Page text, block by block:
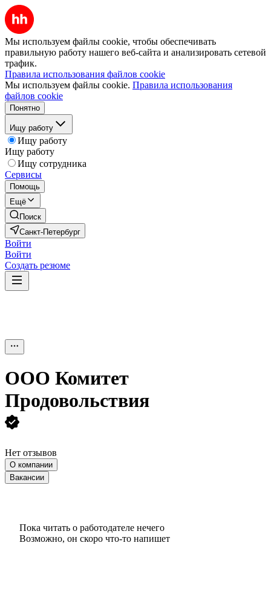
Мы используем файлы cookie, чтобы обеспечивать
правильную работу нашего веб-сайта и анализировать сетевой
трафик.
Правила использования файлов cookie
Мы используем файлы cookie. Правила использования
файлов cookie
Понятно
Ищу работу
Ищу работу
Ищу работу
Ищу сотрудника
Сервисы
Помощь
Ещё
Поиск
Санкт-Петербург
Войти
Войти
Создать резюме
ООО Комитет
Продовольствия
Нет отзывов
О компании
Вакансии
Пока читать о работодателе нечего
Возможно, он скоро что‑то напишет